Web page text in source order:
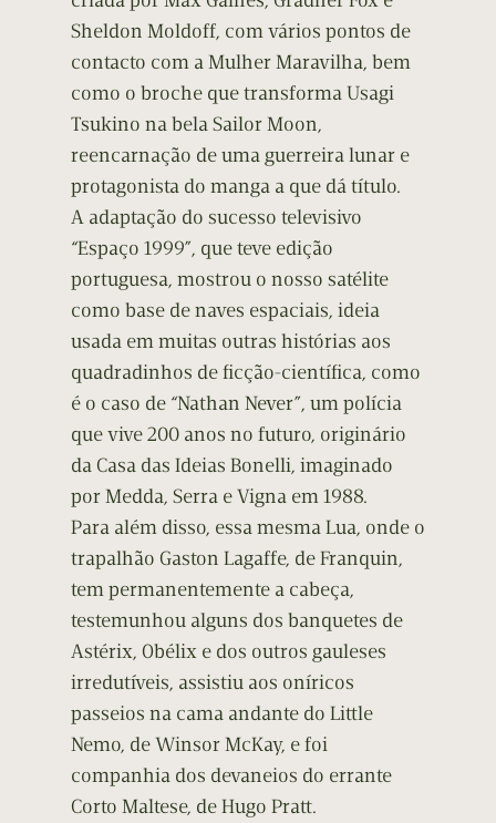
Sheldon Moldoff, com vários pontos de
contacto com a Mulher Maravilha, bem
como o broche que transforma Usagi
Tsukino na bela Sailor Moon,
reencarnação de uma guerreira lunar e
protagonista do manga a que dá título.
A adaptação do sucesso televisivo
“Espaço 1999”, que teve edição
portuguesa, mostrou o nosso satélite
como base de naves espaciais, ideia
usada em muitas outras histórias aos
quadradinhos de ficção-científica, como
é o caso de “Nathan Never”, um polícia
que vive 200 anos no futuro, originário
da Casa das Ideias Bonelli, imaginado
por Medda, Serra e Vigna em 1988.
Para além disso, essa mesma Lua, onde o
trapalhão Gaston Lagaffe, de Franquin,
tem permanentemente a cabeça,
testemunhou alguns dos banquetes de
Astérix, Obélix e dos outros gauleses
irredutíveis, assistiu aos oníricos
passeios na cama andante do Little
Nemo, de Winsor McKay, e foi
companhia dos devaneios do errante
Corto Maltese, de Hugo Pratt.